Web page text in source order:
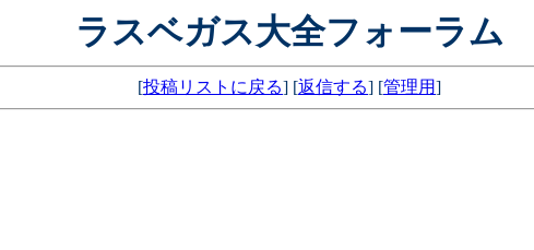
ラスベガス大全フォーラム
[投稿リストに戻る] [返信する] [管理用]